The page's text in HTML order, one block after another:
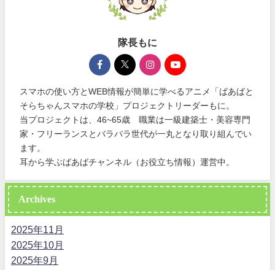
隊長もに
スマホの使い方とWEB情報が簡単に学べるアニメ「ばあばと
そらちゃんスマホの学校」プロジェクトリーダーもに。
当プロジェクトは、46~65歳 職業は一級建築士・美容専門
家・フリーランスとバラバラ世代が一丸となり取り組んでい
ます。
耳から学ぶばあばチャンネル（お役立ち情報）運営中。
Archives
2025年11月
2025年10月
2025年9月